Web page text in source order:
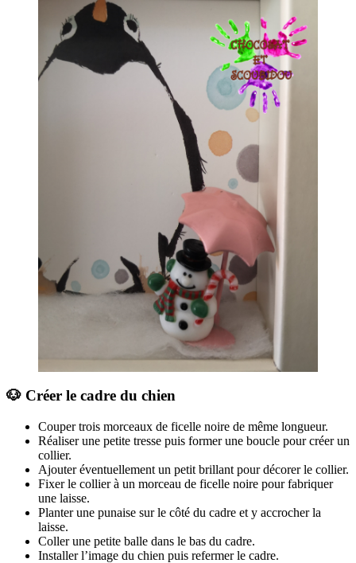
🐶 Créer le cadre du chien
Couper trois morceaux de ficelle noire de même longueur.
Réaliser une petite tresse puis former une boucle pour créer un
collier.
Ajouter éventuellement un petit brillant pour décorer le collier.
Fixer le collier à un morceau de ficelle noire pour fabriquer
une laisse.
Planter une punaise sur le côté du cadre et y accrocher la
laisse.
Coller une petite balle dans le bas du cadre.
Installer l’image du chien puis refermer le cadre.